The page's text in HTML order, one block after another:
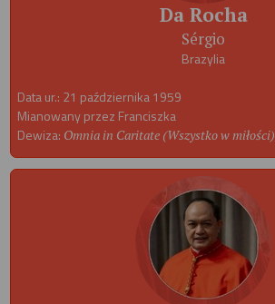
Da Rocha
Sérgio
Brazylia
Data ur.: 21 października 1959
Mianowany przez Franciszka
Dewiza: Omnia in Caritate (Wszystko w miłości)